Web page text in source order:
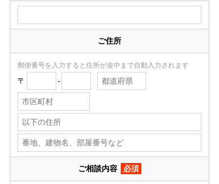
ご住所
郵便番号を入力すると住所が途中まで自動入力されます
〒 -
ご相談内容 必須